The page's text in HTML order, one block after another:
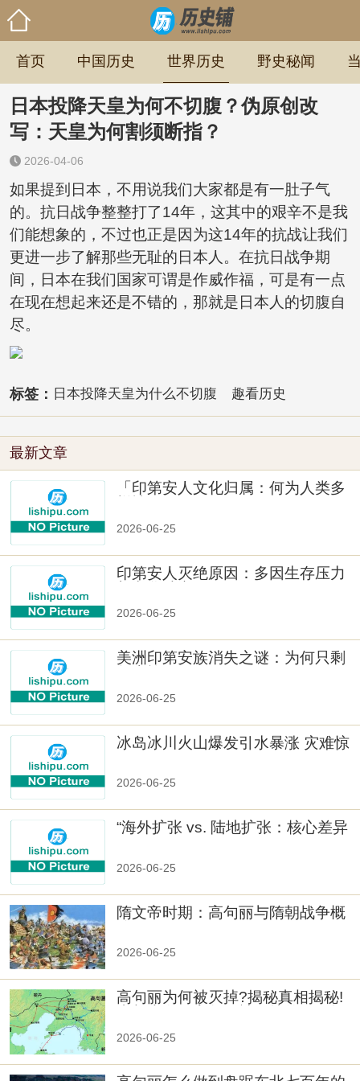
首页 中国历史 世界历史 野史秘闻
日本投降天皇为何不切腹？伪原创改
写：天皇为何割须断指？
2026-04-06
如果提到日本，不用说我们大家都是有一肚子气
的。抗日战争整整打了14年，这其中的艰辛不是我
们能想象的，不过也正是因为这14年的抗战让我们
更进一步了解那些无耻的日本人。在抗日战争期
间，日本在我们国家可谓是作威作福，可是有一点
在现在想起来还是不错的，那就是日本人的切腹自
尽。
标签： 日本投降天皇为什么不切腹 趣看历史
最新文章
「印第安人文化归属：何为人类多
2026-06-25
印第安人灭绝原因：多因生存压力
2026-06-25
美洲印第安族消失之谜：为何只剩
2026-06-25
冰岛冰川火山爆发引水暴涨 灾难惊
2026-06-25
“海外扩张 vs. 陆地扩张：核心差异
2026-06-25
隋文帝时期：高句丽与隋朝战争概
2026-06-25
高句丽为何被灭掉?揭秘真相揭秘!
2026-06-25